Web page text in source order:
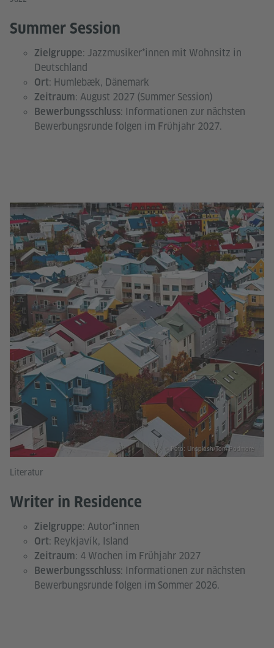
Summer Session
Zielgruppe: Jazzmusiker*innen mit Wohnsitz in
Deutschland
Ort: Humlebæk, Dänemark
Zeitraum: August 2027 (Summer Session)
Bewerbungsschluss: Informationen zur nächsten
Bewerbungsrunde folgen im Frühjahr 2027.
Literatur
Writer in Residence
Zielgruppe: Autor*innen
Ort: Reykjavík, Island
Zeitraum: 4 Wochen im Frühjahr 2027
Bewerbungsschluss: Informationen zur nächsten
Bewerbungsrunde folgen im Sommer 2026.
© Foto: Unsplash/Tom Podmore